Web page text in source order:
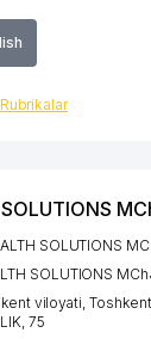
SOLUTIONS
SOLUTIONS
viloyati ,Toshkent
, 75